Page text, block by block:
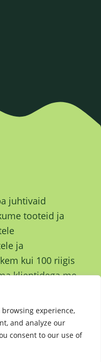
experience,
and analyze our
consent to our use of
juhtivaid
tooteid ja
ja
kui 100 riigis
klientidega me
tuleviku nimel.